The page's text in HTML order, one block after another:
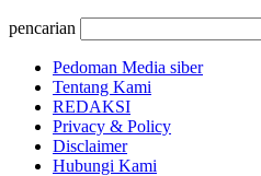
pencarian
Pedoman Media siber
Tentang Kami
REDAKSI
Privacy & Policy
Disclaimer
Hubungi Kami